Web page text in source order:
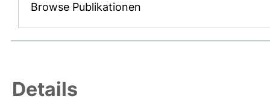
Browse Publikationen
Details